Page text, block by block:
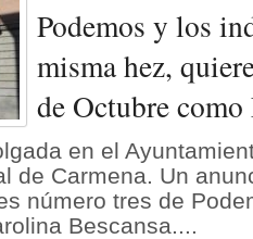
Podemos y los
misma hez,
de Octubre
en el
de Carmena. Un
número tres de
Bescansa....